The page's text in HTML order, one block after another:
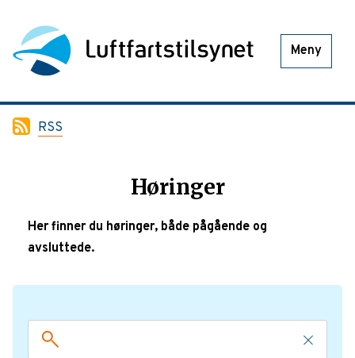
Meny
RSS
Høringer
Her finner du høringer, både pågående og
avsluttede.